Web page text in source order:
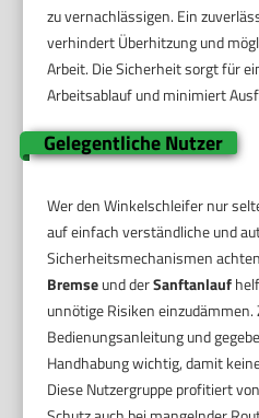
zu vernachlässigen. Ein
verhindert Überhitzung und
Arbeit. Die Sicherheit sorgt für
Arbeitsablauf und minimiert
Gelegentliche Nutzer
Wer den Winkelschleifer nur
auf einfach verständliche und
Sicherheitsmechanismen
Bremseund derSanftanlauf
unnötige Risiken
Bedienungsanleitung und
Handhabung wichtig, damit
Diese Nutzergruppe profitiert